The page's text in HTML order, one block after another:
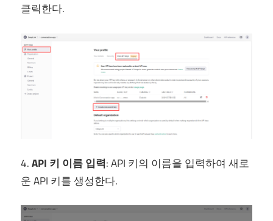
클릭한다.
4.API 키 이름 입력: API 키의 이름을 입력하여 새로
운 API 키를 생성한다.